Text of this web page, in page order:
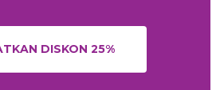
DISKON 25%